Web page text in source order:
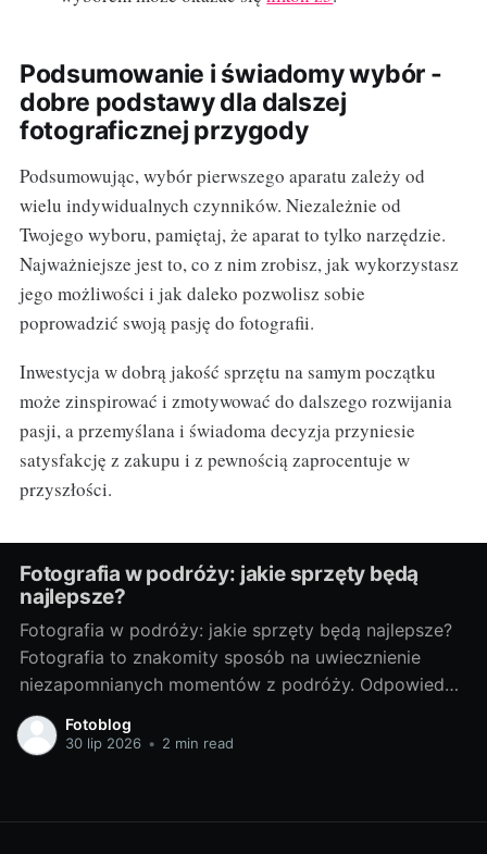
Podsumowanie i świadomy wybór -
dobre podstawy dla dalszej
fotograficznej przygody
Podsumowując, wybór pierwszego aparatu zależy od
wielu indywidualnych czynników. Niezależnie od
Twojego wyboru, pamiętaj, że aparat to tylko narzędzie.
Najważniejsze jest to, co z nim zrobisz, jak wykorzystasz
jego możliwości i jak daleko pozwolisz sobie
poprowadzić swoją pasję do fotografii.
Inwestycja w dobrą jakość sprzętu na samym początku
może zinspirować i zmotywować do dalszego rozwijania
pasji, a przemyślana i świadoma decyzja przyniesie
satysfakcję z zakupu i z pewnością zaprocentuje w
przyszłości.
Fotografia w podróży: jakie sprzęty będą
najlepsze?
Fotografia w podróży: jakie sprzęty będą najlepsze?
Fotografia to znakomity sposób na uwiecznienie
niezapomnianych momentów z podróży. Odpowiedni
sprzęt fotograficzny to klucz do tworzenia
doskonałych zdjęć. Poniżej przedstawiam porady, jak
podróżnikaWybór sprzętu fotograficznego zależy od
Fotoblog
30 lip 2026 • 2 min read